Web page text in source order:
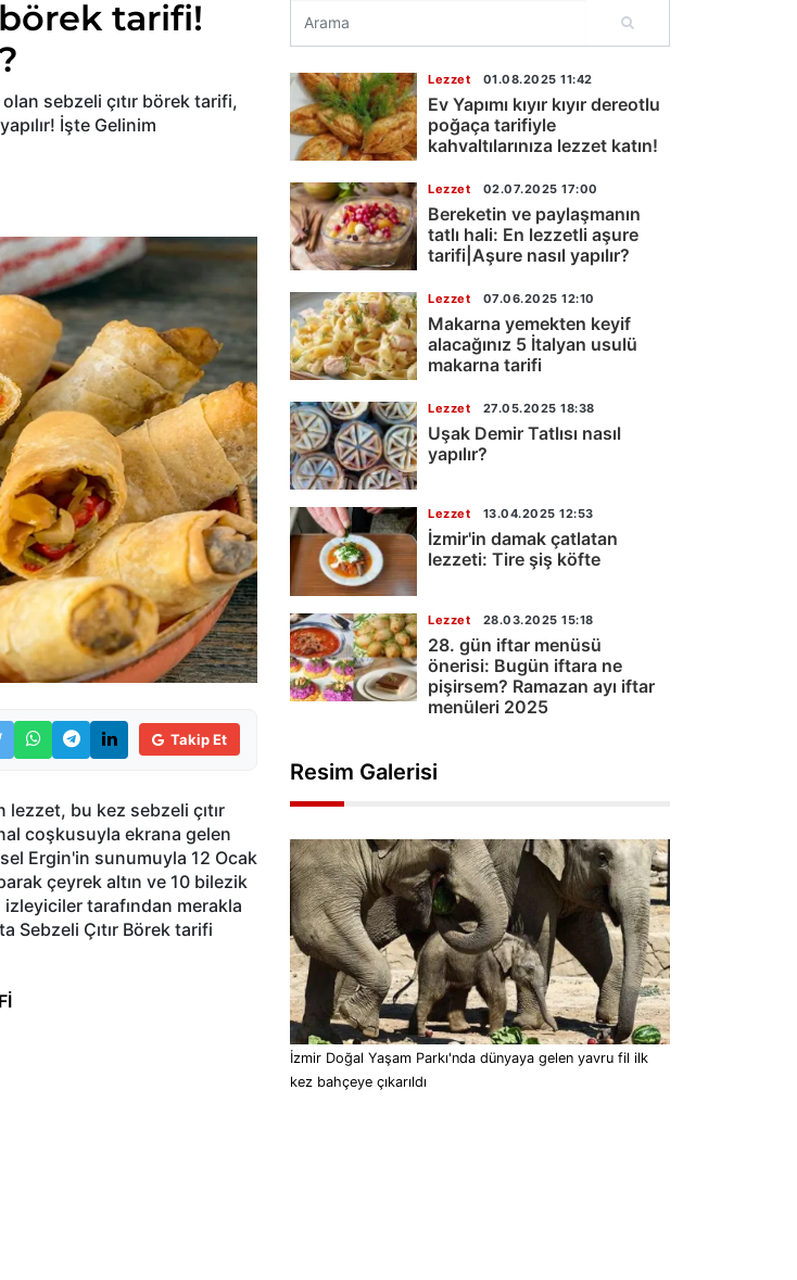
tarifi!
sebzeli çıtır börek tarifi,
İşte Gelinim
Takip Et
lezzet, bu kez sebzeli çıtır
coşkusuyla ekrana gelen
Ergin'in sunumuyla 12 Ocak
çeyrek altın ve 10 bilezik
izleyiciler tarafından merakla
Sebzeli Çıtır Börek tarifi
Lezzet 01.08.2025 11:42
Ev Yapımı kıyır kıyır dereotlu
poğaça tarifiyle
kahvaltılarınıza lezzet katın!
Lezzet 02.07.2025 17:00
Bereketin ve paylaşmanın
tatlı hali: En lezzetli aşure
tarifi|Aşure nasıl yapılır?
Lezzet 07.06.2025 12:10
Makarna yemekten keyif
alacağınız 5 İtalyan usulü
makarna tarifi
Lezzet 27.05.2025 18:38
Uşak Demir Tatlısı nasıl
yapılır?
Lezzet 13.04.2025 12:53
İzmir'in damak çatlatan
lezzeti: Tire şiş köfte
Lezzet 28.03.2025 15:18
28. gün iftar menüsü
önerisi: Bugün iftara ne
pişirsem? Ramazan ayı iftar
menüleri 2025
Resim Galerisi
İzmir Doğal Yaşam Parkı'nda dünyaya gelen yavru fil ilk
kez bahçeye çıkarıldı